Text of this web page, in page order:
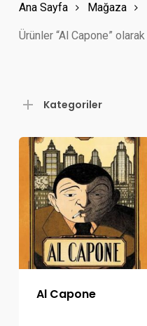
Ana Sayfa Mağaza
Ürünler “Al Capone”
Kategoriler
Al Capone